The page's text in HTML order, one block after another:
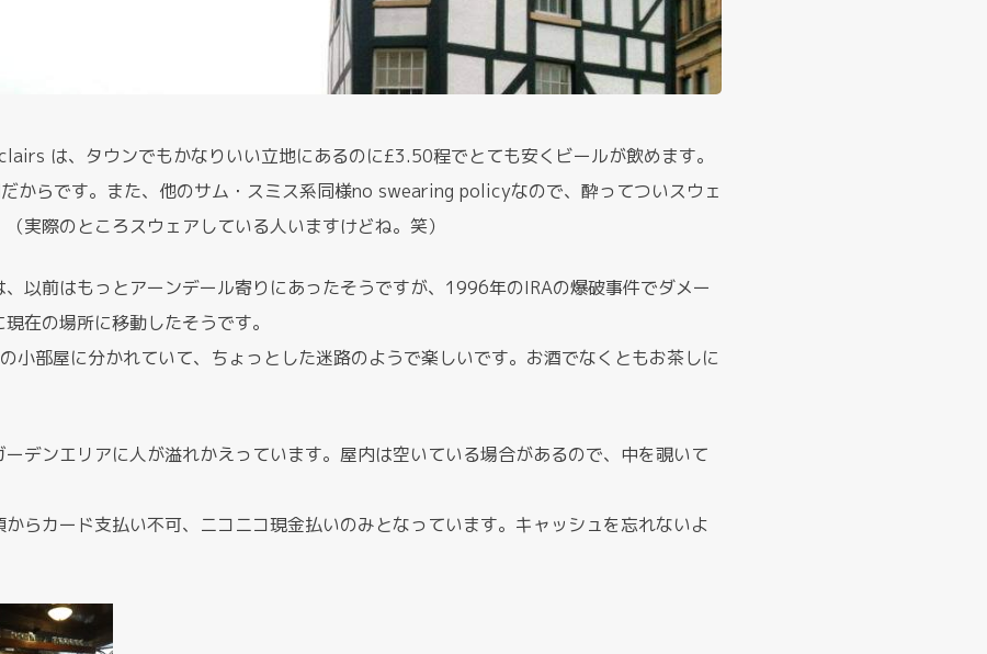
は、タウンでもかなりいい立地にあるのに£3.50程でとても安くビールが飲めます。
からです。また、他のサム・スミス系同様no swearing policyなので、酔ってついスウェ
実際のところスウェアしている人いますけどね。笑）
以前はもっとアーンデール寄りにあったそうですが、1996年のIRAの爆破事件でダメー
在の場所に移動したそうです。
小部屋に分かれていて、ちょっとした迷路のようで楽しいです。お酒でなくともお茶しに
デンエリアに人が溢れかえっています。屋内は空いている場合があるので、中を覗いて
らカード支払い不可、ニコニコ現金払いのみとなっています。キャッシュを忘れないよ